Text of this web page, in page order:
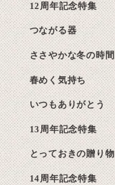
12周年記念特集
つながる器
ささやかな冬の時間
春めく気持ち
いつもありがとう
13周年記念特集
とっておきの贈り物
14周年記念特集